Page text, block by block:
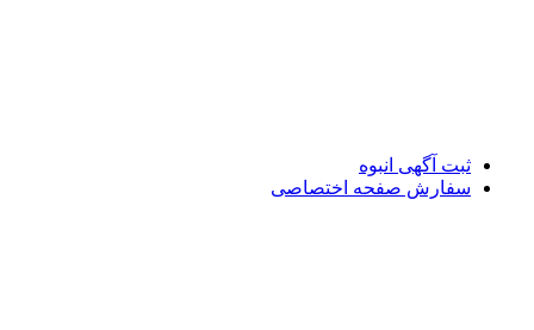
ثبت آگهی انبوه
سفارش صفحه اختصاصی